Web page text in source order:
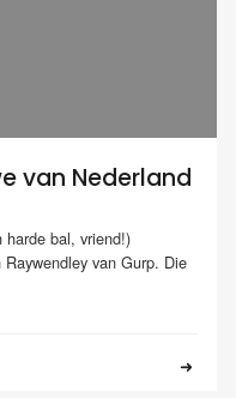
van Nederland
harde bal, vriend!)
van Gurp. Die